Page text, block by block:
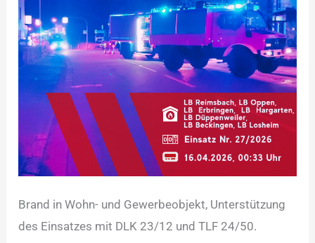
Brand in Wohn- und Gewerbeobjekt, Unterstützung
des Einsatzes mit DLK 23/12 und TLF 24/50.